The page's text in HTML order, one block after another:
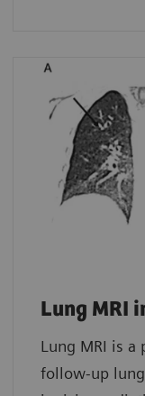
Lung MRI
Lung MRI is a
follow-up